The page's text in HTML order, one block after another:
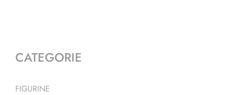
CATEGORIE
FIGURINE